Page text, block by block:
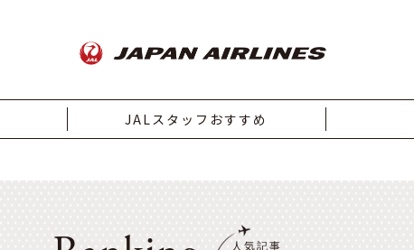
JALスタッフおすすめ